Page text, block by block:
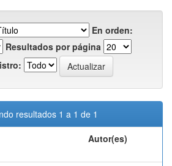
En orden:
Resultados por página
resultados 1 a 1 de 1
Autor(es)